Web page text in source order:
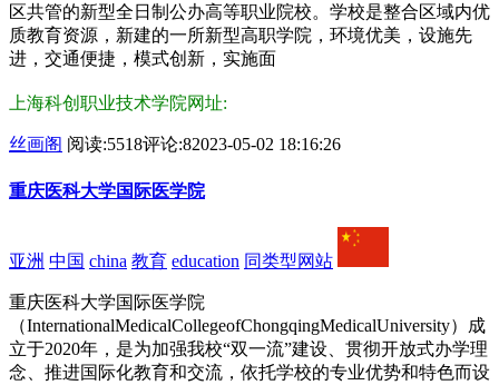
区共管的新型全日制公办高等职业院校。学校是整合区域内优
质教育资源，新建的一所新型高职学院，环境优美，设施先
进，交通便捷，模式创新，实施面
上海科创职业技术学院网址:
丝画阁 阅读:5518评论:82023-05-02 18:16:26
重庆医科大学国际医学院
亚洲 中国 china 教育 education 同类型网站
重庆医科大学国际医学院
（InternationalMedicalCollegeofChongqingMedicalUniversity）成
立于2020年，是为加强我校“双一流”建设、贯彻开放式办学理
念、推进国际化教育和交流，依托学校的专业优势和特色而设